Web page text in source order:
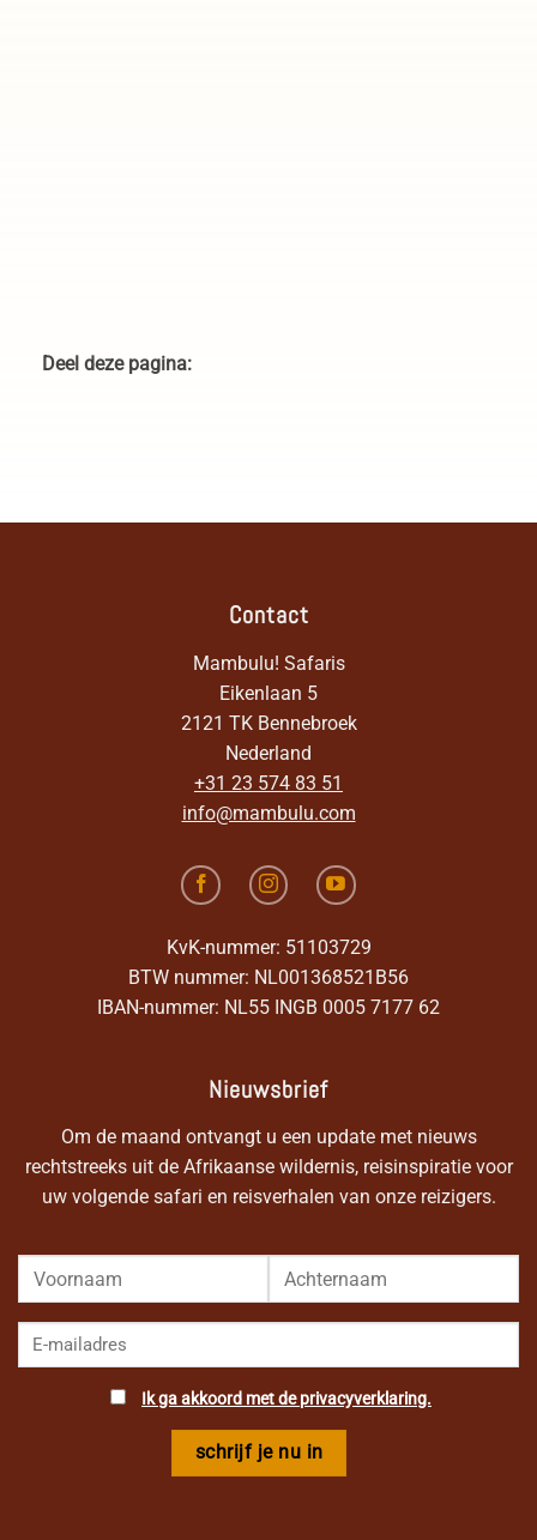
Deel deze pagina:
Contact
Mambulu! Safaris
Eikenlaan 5
2121 TK Bennebroek
Nederland
+31 23 574 83 51
info@mambulu.com
KvK-nummer: 51103729
BTW nummer: NL001368521B56
IBAN-nummer: NL55 INGB 0005 7177 62
Nieuwsbrief
Om de maand ontvangt u een update met nieuws
rechtstreeks uit de Afrikaanse wildernis, reisinspiratie voor
uw volgende safari en reisverhalen van onze reizigers.
Ik ga akkoord met de privacyverklaring.